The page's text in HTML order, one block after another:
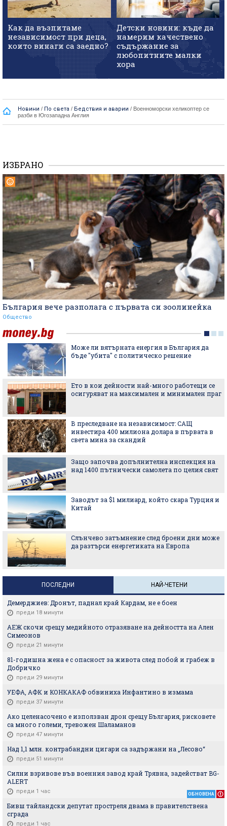
Как да възпитаме
независимост при деца,
които винаги са заедно?
Детски новини: къде да
намерим качествено
съдържание за
любопитните малки
хора
Новини / По света / Бедствия и аварии / Военноморски хеликоптер се
разби в Югозападна Англия
ИЗБРАНО
България вече разполага с първата си зоолинейка
Общество
Може ли вятърната енергия в България да
бъде "убита" с политическо решение
Ето в кои дейности най-много работещи се
осигуряват на максимален и минимален праг
В преследване на независимост: САЩ
инвестира 400 милиона долара в първата в
света мина за скандий
Защо започва допълнителна инспекция на
над 1400 пътнически самолета по целия свят
Заводът за $1 милиард, който скара Турция и
Китай
Слънчево затъмнение след броени дни може
да разтърси енергетиката на Европа
ПОСЛЕДНИ НАЙ-ЧЕТЕНИ
Демерджиев: Дронът, паднал край Кардам, не е боен
преди 18 минути
АЕЖ скочи срещу медийното отразяване на дейността на Ален
Симеонов
преди 21 минути
81-годишна жена е с опасност за живота след побой и грабеж в
Добричко
преди 29 минути
УЕФА, АФК и КОНКАКАФ обвиниха Инфантино в измама
преди 37 минути
Ако целенасочено е използван дрон срещу България, рисковете
са много големи, тревожен Шаламанов
преди 47 минути
Над 1,1 млн. контрабандни цигари са задържани на „Лесово“
преди 51 минути
Силни взривове във военния завод край Трявна, задействат BG-
ALERT
преди 1 час ОБНОВЕНА
Бивш тайландски депутат простреля двама в правителствена
сграда
преди 1 час